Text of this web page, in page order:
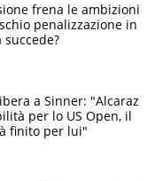
frena le ambizioni
penalizzazione in
succede?
a Sinner: "Alcaraz
per lo US Open, il
finito per lui"